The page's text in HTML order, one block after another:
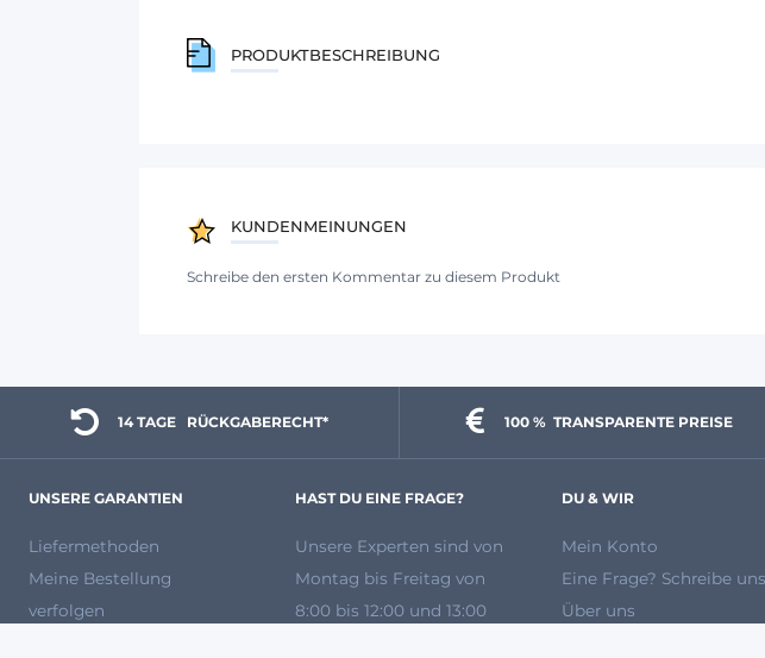
PRODUKTBESCHREIBUNG
KUNDENMEINUNGEN
Schreibe den ersten Kommentar zu diesem Produkt
14 TAGE
  RÜCKGABERECHT*
100 % TRANSPARENTE PREISE
UNSERE GARANTIEN
Liefermethoden
Meine Bestellung
verfolgen
HAST DU EINE FRAGE?
Unsere Experten sind von
Montag bis Freitag von
8:00 bis 12:00 und 13:00
DU & WIR
Mein Konto
Eine Frage? Schreibe
Über uns